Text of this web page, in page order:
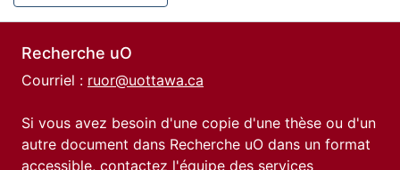
Recherche uO
Courriel : ruor@uottawa.ca
Si vous avez besoin d'une copie d'une thèse ou d'un
autre document dans Recherche uO dans un format
accessible, contactez l'équipe des services